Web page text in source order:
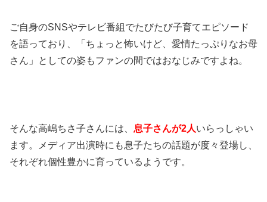
ご自身のSNSやテレビ番組でたびたび子育てエピソード
を語っており、「ちょっと怖いけど、愛情たっぷりなお母
さん」としての姿もファンの間ではおなじみですよね。
そんな高嶋ちさ子さんには、 息子さんが2人いらっしゃい
ます。メディア出演時にも息子たちの話題が度々登場し、
それぞれ個性豊かに育っているようです。